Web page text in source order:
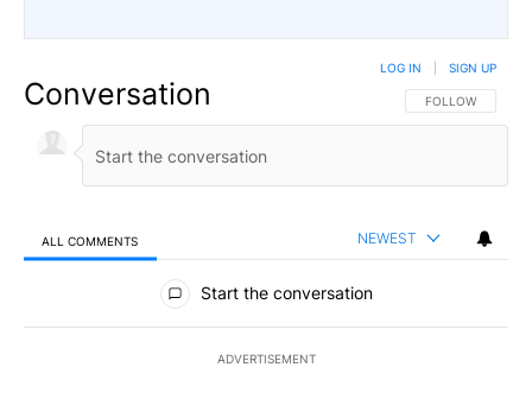
Conversation FOLLOW THIS
FOLLOW
LOG IN SIGN UP
ALL COMMENTS NEWEST
All Comments
Start the conversation
ADVERTISEMENT